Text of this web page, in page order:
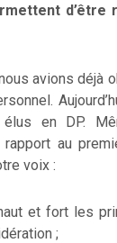
d’être
avions déjà
en DP.
rapport au
voix :
et fort les
;